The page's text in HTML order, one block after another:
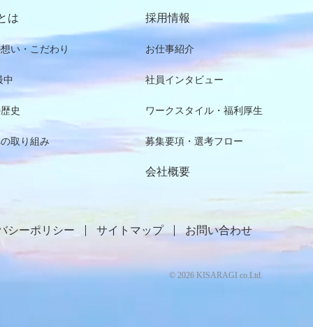
は
い・こだわり
中
史
取り組み
採⽤情報
お仕事紹介
社員インタビュー
ワークスタイル・福利厚⽣
募集要項・選考フロー
会社概要
シーポリシー サイトマップ お問い合わせ
© 2026 KISARAGI co.Ltd.